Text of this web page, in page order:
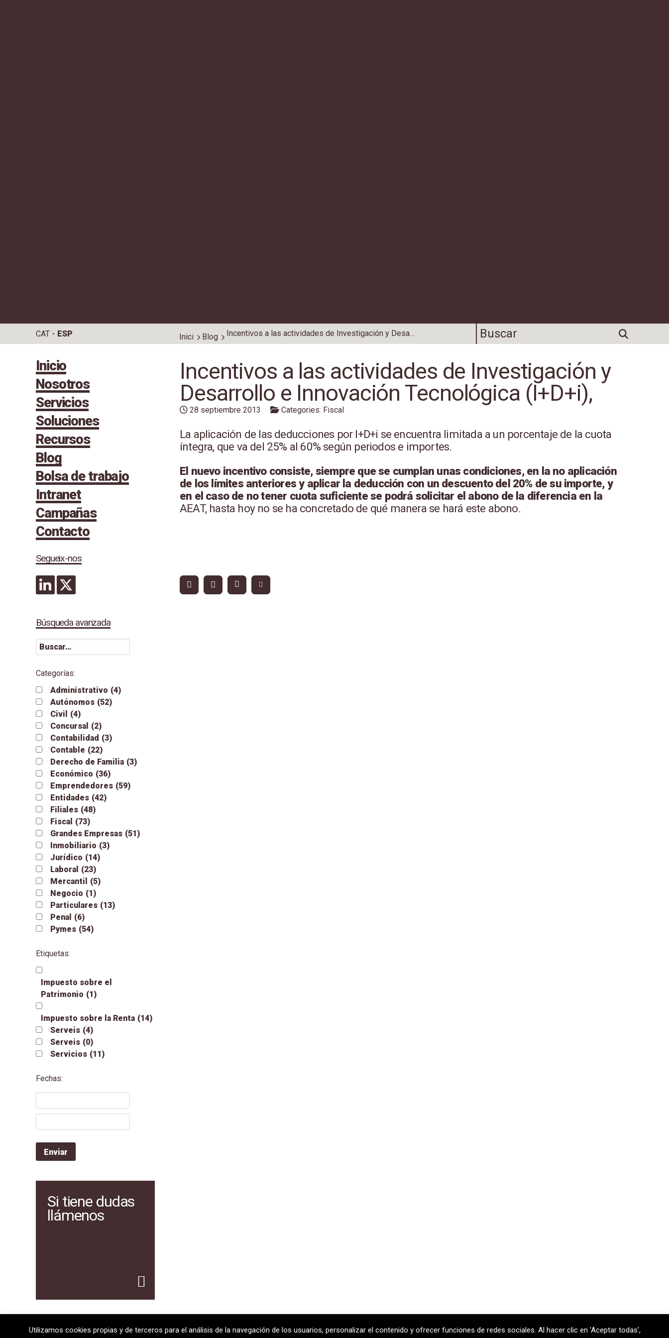
CAT ESP Inici Blog Incentivos a las actividades de Investigación y Desarrollo e Innovación Tecnológica (I+D+i),
Inicio
Nosotros
Servicios
Soluciones
Recursos
Blog
Bolsa de trabajo
Intranet
Campañas
Contacto
Segueix-nos
Búsqueda avanzada
Categorías:
Administrativo (4)
Autónomos (52)
Civil
(4)
Concursal (2)
Contabilidad (3)
Contable (22)
Derecho de Familia (3)
Económico (36)
Emprendedores (59)
Entidades (42)
Filiales (48)
Fiscal (73)
Grandes Empresas (51)
Inmobiliario (3)
Jurídico (14)
Laboral (23)
Mercantil
(5)
Negocio (1)
Particulares (13)
Penal (6)
Pymes (54)
Etiquetas:
Impuesto sobre el
Patrimonio (1)
Impuesto sobre la Renta (14)
Serveis (4)
Serveis (0)
Servicios (11)
Fechas:
Si tiene dudas
llámenos
Incentivos a las actividades de Investigación y
Desarrollo e Innovación Tecnológica (I+D+i),
28 septiembre 2013 Categories: Fiscal
La aplicación de las deducciones por I+D+i se encuentra limitada a un porcentaje de la cuota
íntegra, que va del 25% al 60% según periodos e importes.
El nuevo incentivo consiste, siempre que se cumplan unas condiciones, en la no aplicación
de los límites anteriores y aplicar la deducción con un descuento del 20% de su importe, y
en el caso de no tener cuota suficiente se podrá solicitar el abono de la diferencia en la
AEAT, hasta hoy no se ha concretado de qué manera se hará este abono.
08720 Vilafranca del Penedès · General Prim 5, 2n · Barcelona T+34 938 170 417 ·F+34 938 170 301 contem@contem.es
Utilizamos cookies propias y de terceros para el análisis de la navegación de los usuarios, personalizar el contenido y ofrecer funciones de redes sociales. Al hacer clic en 'Aceptar todas',